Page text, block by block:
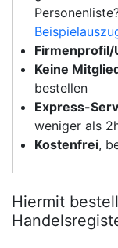
Firmenprofil/
Keine
bestellen
Express-
weniger als
Kostenfrei,
Hiermit